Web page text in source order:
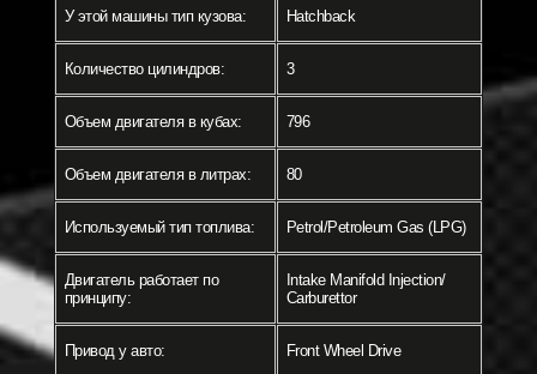
У этой машины тип кузова: Hatchback
Количество цилиндров: 3
Объем двигателя в кубах: 796
Объем двигателя в литрах: 80
Используемый тип топлива: Petrol/Petroleum Gas (LPG)
Двигатель работает по
принципу:
Intake Manifold Injection/
Carburettor
Привод у авто: Front Wheel Drive